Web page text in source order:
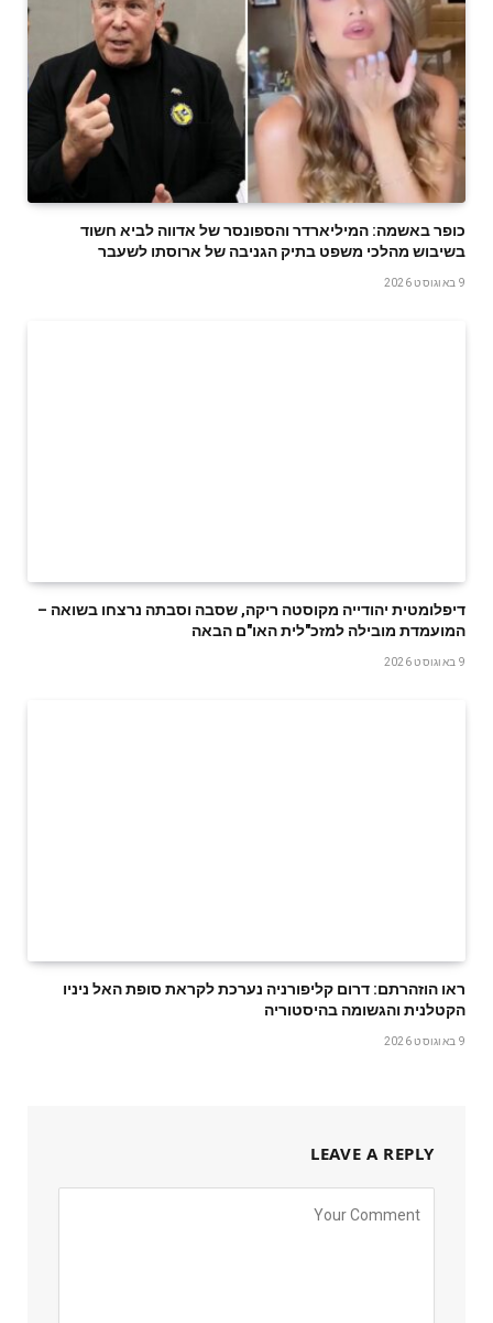
כופר באשמה: המיליארדר והספונסר של אדווה לביא חשוד
בשיבוש מהלכי משפט בתיק הגניבה של ארוסתו לשעבר
9 באוגוסט 2026
דיפלומטית יהודייה מקוסטה ריקה, שסבה וסבתה נרצחו בשואה –
המועמדת מובילה למזכ"לית האו"ם הבאה
9 באוגוסט 2026
ראו הוזהרתם: דרום קליפורניה נערכת לקראת סופת האל ניניו
הקטלנית והגשומה בהיסטוריה
9 באוגוסט 2026
LEAVE A REPLY